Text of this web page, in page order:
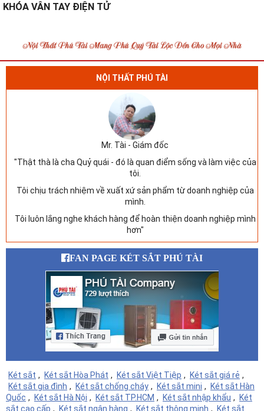
KHÓA VÂN TAY ĐIỆN TỬ
NỘI THẤT PHÚ TÀI
Mr. Tài - Giám đốc
"Thật thà là cha Quỷ quái - đó là quan điểm sống và làm việc của
tôi.
Tôi chịu trách nhiệm về xuất xứ sản phẩm từ doanh nghiệp của
mình.
Tôi luôn lắng nghe khách hàng để hoàn thiện doanh nghiệp mình
hơn"
FAN PAGE KÉT SẮT PHÚ TÀI
Két sắt , Két sắt Hòa Phát , Két sắt Việt Tiệp , Két sắt giá rẻ ,
Két sắt gia đình , Két sắt chống cháy , Két sắt mini , Két sắt Hàn
Quốc , Két sắt Hà Nội , Két sắt TP.HCM , Két sắt nhập khẩu , Két
sắt cao cấp , Két sắt ngân hàng , Két sắt thông minh , Két sắt